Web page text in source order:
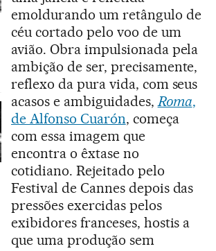
emoldurando um retângulo de
céu cortado pelo voo de um
avião. Obra impulsionada pela
ambição de ser, precisamente,
reflexo da pura vida, com seus
acasos e ambiguidades,Roma,
de Alfonso Cuarón, começa
com essa imagem que
encontra o êxtase no
cotidiano. Rejeitado pelo
Festival de Cannes depois das
pressões exercidas pelos
exibidores franceses, hostis a
que uma produção sem